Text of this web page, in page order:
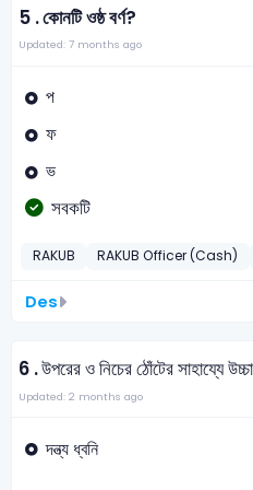
5 .কোনটি ওষ্ঠ বর্ণ?
Updated: 7 months ago
প
ফ
ভ
সবকটি
RAKUB RAKUB Officer (Cash)
Des
6 .উপরের ও নিচের ঠোঁটের সাহায্যে
Updated: 2 months ago
দন্ত্য ধ্বনি